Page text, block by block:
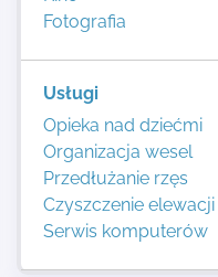
Fotografia
Usługi
Opieka nad dziećmi
Organizacja wesel
Przedłużanie rzęs
Czyszczenie elewacji
Serwis komputerów